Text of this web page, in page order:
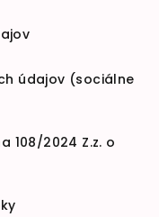
údajov (sociálne
108/2024 Z.z. o